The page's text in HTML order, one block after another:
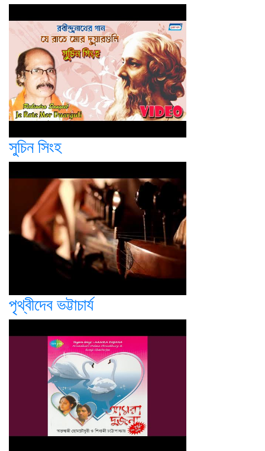
সুচিন সিংহ
পৃথ্বীদেব ভট্টাচার্য